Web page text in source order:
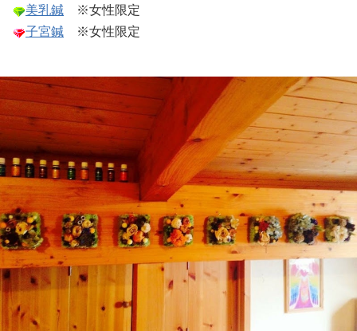
美乳鍼 ※女性限定
子宮鍼 ※女性限定